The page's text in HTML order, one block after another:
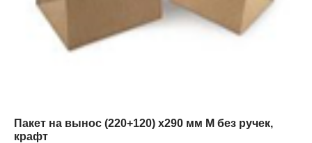
Пакет на вынос (220+120) x290 мм М без ручек,
крафт